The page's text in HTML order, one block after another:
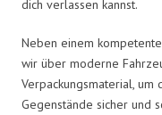
dich verlassen kannst.
Neben einem
wir über moderne
Verpackungsmaterial,
Gegenstände sicher und